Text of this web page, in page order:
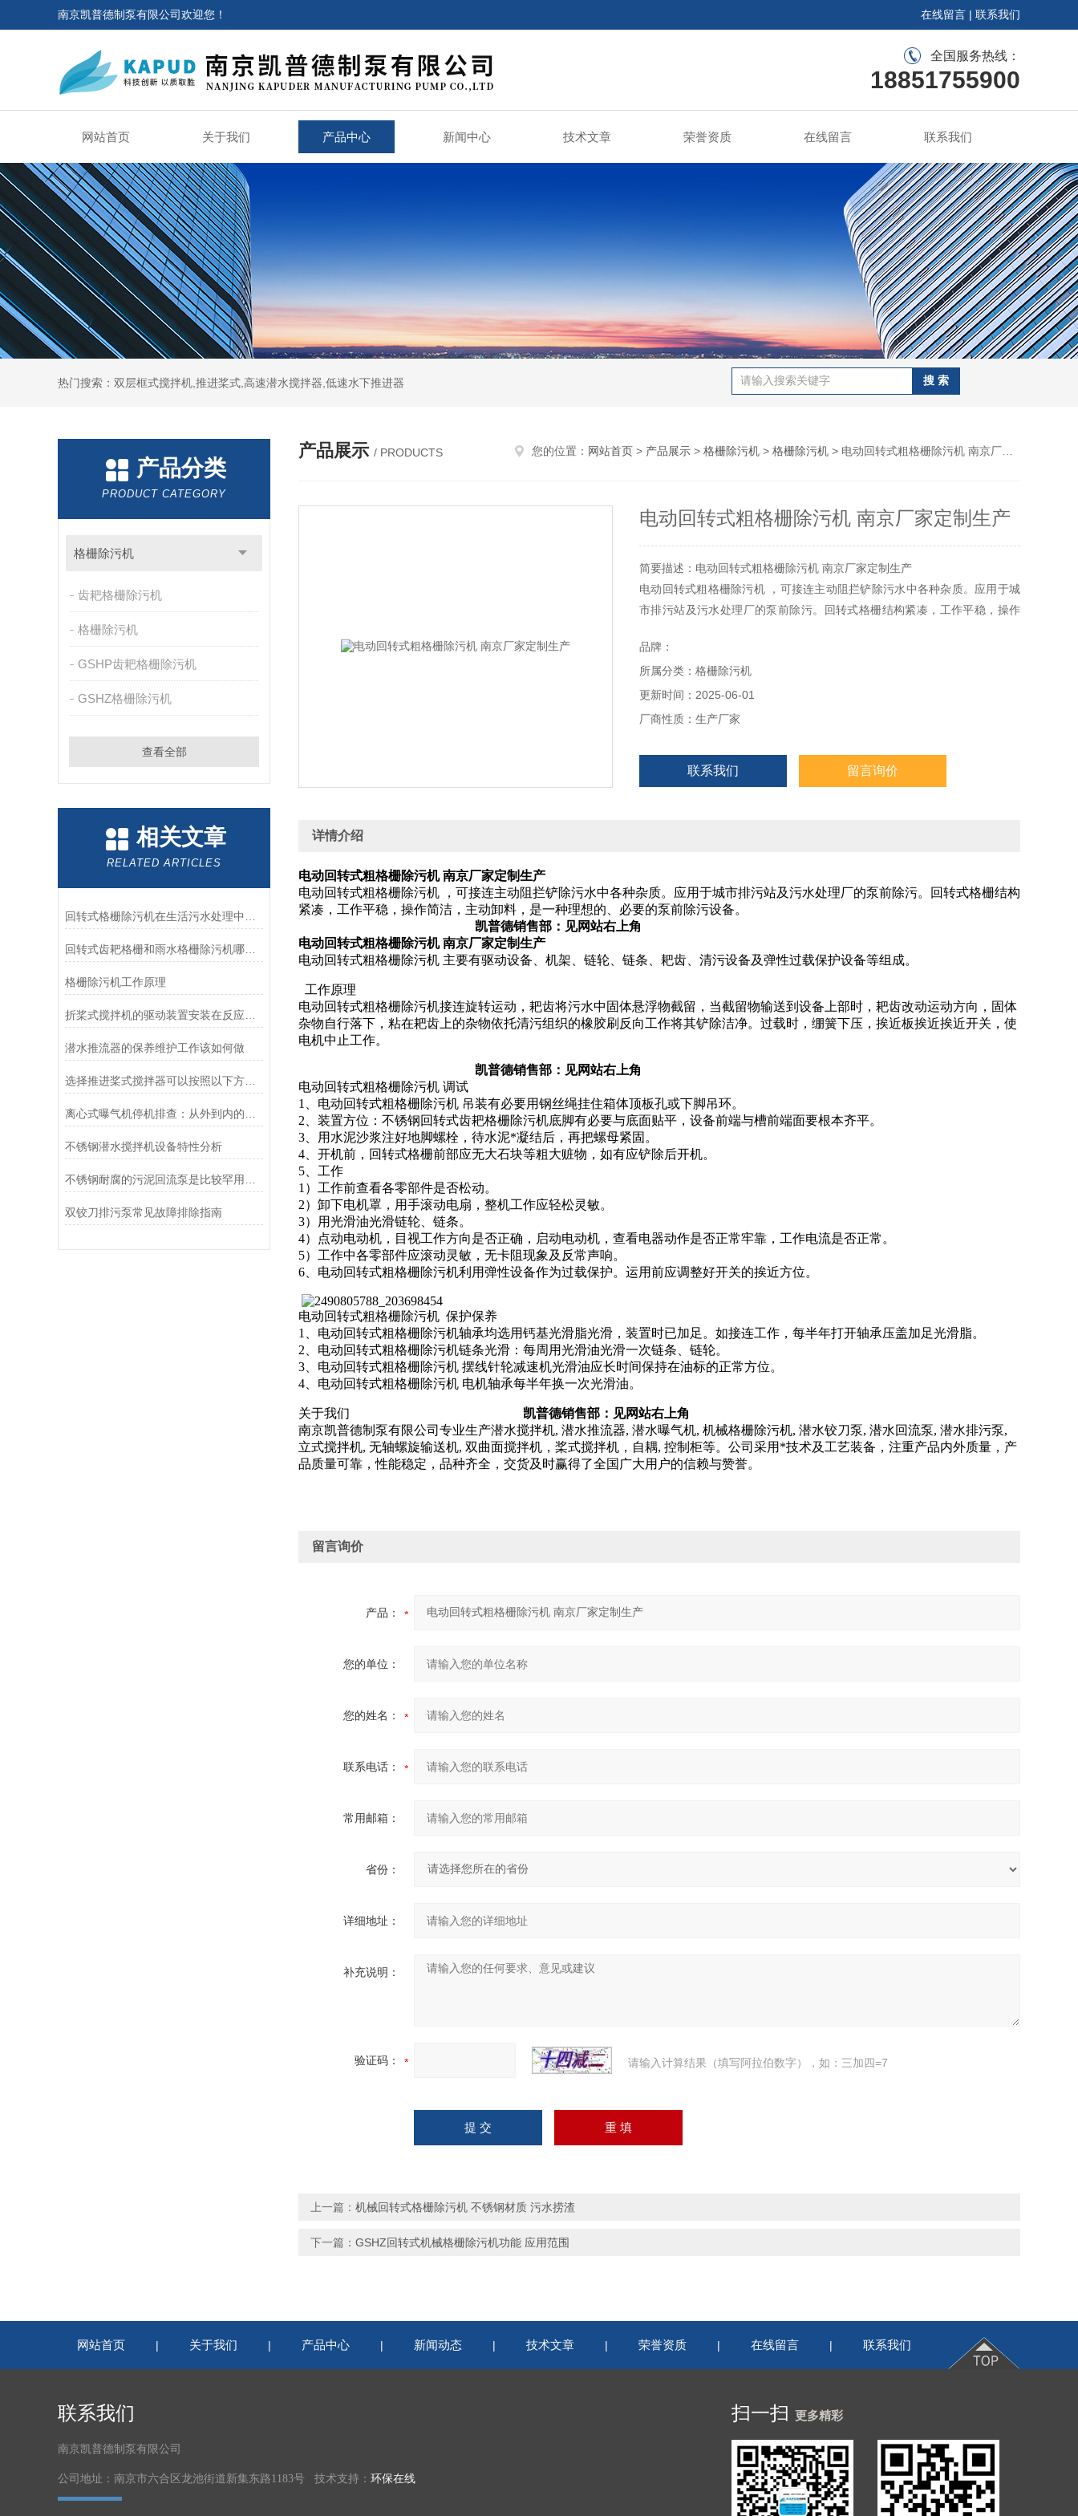
南京凯普德制泵有限公司欢迎您！ 在线留言 | 联系我们
全国服务热线：
18851755900
网站首页 关于我们 产品中心 新闻中心 技术文章 荣誉资质 在线留言 联系我们
热门搜索：双层框式搅拌机,推进桨式,高速潜水搅拌器,低速水下推进器
产品分类
PRODUCT CATEGORY
格栅除污机
齿耙格栅除污机
格栅除污机
GSHP齿耙格栅除污机
GSHZ格栅除污机
查看全部
相关文章
RELATED ARTICLES
回转式齿耙格栅和雨水格栅除污机哪个好？如何选择-南京凯普德帮您分析
格栅除污机工作原理
潜水推流器的保养维护工作该如何做
选择推进桨式搅拌器可以按照以下方面考虑
不锈钢潜水搅拌机设备特性分析
双铰刀排污泵常见故障排除指南
产品展示 / PRODUCTS 您的位置： 网站首页 > 产品展示 > 格栅除污机 > 格栅除污机 > 电动回转式粗格栅除污机 南京厂家定制生产
电动回转式粗格栅除污机 南京厂家定制生产
简要描述：电动回转式粗格栅除污机 南京厂家定制生产
电动回转式粗格栅除污机 ，可接连主动阻拦铲除污水中各种杂质。应用于城
市排污站及污水处理厂的泵前除污。回转式格栅结构紧凑，工作平稳，操作
品牌：
所属分类：格栅除污机
更新时间：2025-06-01
厂商性质：生产厂家
联系我们 留言询价
详情介绍
电动回转式粗格栅除污机 南京厂家定制生产
电动回转式粗格栅除污机 ，可接连主动阻拦铲除污水中各种杂质。应用于城市排污站及污水处理厂的泵前除污。回转式格栅结构
紧凑，工作平稳，操作简洁，主动卸料，是一种理想的、必要的泵前除污设备。
凯普德销售部：见网站右上角
电动回转式粗格栅除污机 南京厂家定制生产
电动回转式粗格栅除污机 主要有驱动设备、机架、链轮、链条、耙齿、清污设备及弹性过载保护设备等组成。
工作原理
电动回转式粗格栅除污机接连旋转运动，耙齿将污水中固体悬浮物截留，当截留物输送到设备上部时，耙齿改动运动方向，固体
杂物自行落下，粘在耙齿上的杂物依托清污组织的橡胶刷反向工作将其铲除洁净。过载时，绷簧下压，挨近板挨近挨近开关，使
电机中止工作。
凯普德销售部：见网站右上角
电动回转式粗格栅除污机 调试
1、电动回转式粗格栅除污机 吊装有必要用钢丝绳挂住箱体顶板孔或下脚吊环。
2、装置方位：不锈钢回转式齿耙格栅除污机底脚有必要与底面贴平，设备前端与槽前端面要根本齐平。
3、用水泥沙浆注好地脚螺栓，待水泥*凝结后，再把螺母紧固。
4、开机前，回转式格栅前部应无大石块等粗大赃物，如有应铲除后开机。
5、工作
1）工作前查看各零部件是否松动。
2）卸下电机罩，用手滚动电扇，整机工作应轻松灵敏。
3）用光滑油光滑链轮、链条。
4）点动电动机，目视工作方向是否正确，启动电动机，查看电器动作是否正常牢靠，工作电流是否正常。
5）工作中各零部件应滚动灵敏，无卡阻现象及反常声响。
6、电动回转式粗格栅除污机利用弹性设备作为过载保护。运用前应调整好开关的挨近方位。
电动回转式粗格栅除污机 保护保养
1、电动回转式粗格栅除污机轴承均选用钙基光滑脂光滑，装置时已加足。如接连工作，每半年打开轴承压盖加足光滑脂。
2、电动回转式粗格栅除污机链条光滑：每周用光滑油光滑一次链条、链轮。
3、电动回转式粗格栅除污机 摆线针轮减速机光滑油应长时间保持在油标的正常方位。
4、电动回转式粗格栅除污机 电机轴承每半年换一次光滑油。
关于我们
凯普德销售部：见网站右上角
南京凯普德制泵有限公司专业生产潜水搅拌机, 潜水推流器, 潜水曝气机, 机械格栅除污机, 潜水铰刀泵, 潜水回流泵, 潜水排污泵,
立式搅拌机, 无轴螺旋输送机, 双曲面搅拌机，桨式搅拌机，自耦, 控制柜等。公司采用*技术及工艺装备，注重产品内外质量，产
品质量可靠，性能稳定，品种齐全，交货及时赢得了全国广大用户的信赖与赞誉。
留言询价
产品：
您的单位：
您的姓名：
联系电话：
常用邮箱：
省份：
详细地址：
补充说明：
验证码： 请输入计算结果（填写阿拉伯数字），如：三加四=7
上一篇： 机械回转式格栅除污机 不锈钢材质 污水捞渣
下一篇： GSHZ回转式机械格栅除污机功能 应用范围
网站首页 | 关于我们 | 产品中心 | 新闻动态 | 技术文章 | 荣誉资质 | 在线留言 | 联系我们
联系我们
南京凯普德制泵有限公司
公司地址：南京市六合区龙池街道新集东路1183号 技术支持： 环保在线
扫一扫 更多精彩